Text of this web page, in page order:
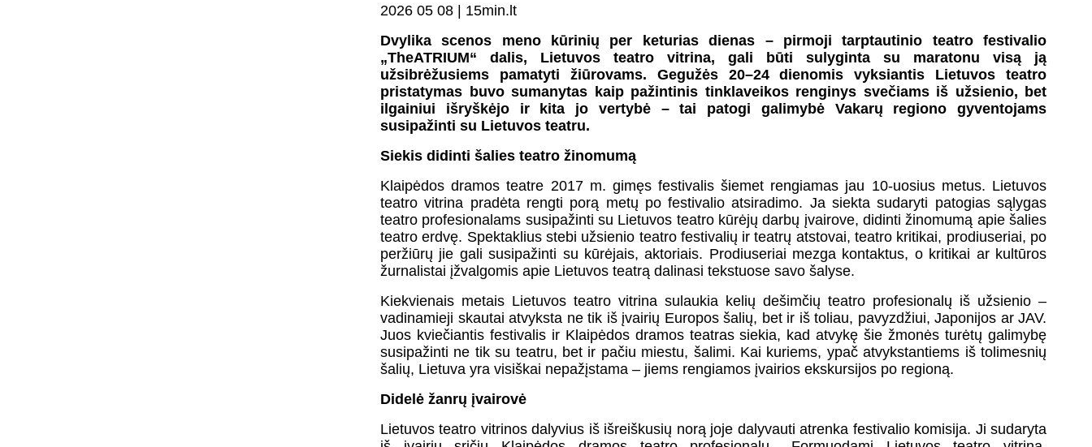
2026 05 08 | 15min.lt
Dvylika scenos meno kūrinių per keturias dienas – pirmoji tarptautinio teatro festivalio
„TheATRIUM“ dalis, Lietuvos teatro vitrina, gali būti sulyginta su maratonu visą ją
užsibrėžusiems pamatyti žiūrovams. Gegužės 20–24 dienomis vyksiantis Lietuvos teatro
pristatymas buvo sumanytas kaip pažintinis tinklaveikos renginys svečiams iš užsienio, bet
ilgainiui išryškėjo ir kita jo vertybė – tai patogi galimybė Vakarų regiono gyventojams
susipažinti su Lietuvos teatru.
Siekis didinti šalies teatro žinomumą
Klaipėdos dramos teatre 2017 m. gimęs festivalis šiemet rengiamas jau 10-uosius metus. Lietuvos
teatro vitrina pradėta rengti porą metų po festivalio atsiradimo. Ja siekta sudaryti patogias sąlygas
teatro profesionalams susipažinti su Lietuvos teatro kūrėjų darbų įvairove, didinti žinomumą apie šalies
teatro erdvę. Spektaklius stebi užsienio teatro festivalių ir teatrų atstovai, teatro kritikai, prodiuseriai, po
peržiūrų jie gali susipažinti su kūrėjais, aktoriais. Prodiuseriai mezga kontaktus, o kritikai ar kultūros
žurnalistai įžvalgomis apie Lietuvos teatrą dalinasi tekstuose savo šalyse.
Kiekvienais metais Lietuvos teatro vitrina sulaukia kelių dešimčių teatro profesionalų iš užsienio –
vadinamieji skautai atvyksta ne tik iš įvairių Europos šalių, bet ir iš toliau, pavyzdžiui, Japonijos ar JAV.
Juos kviečiantis festivalis ir Klaipėdos dramos teatras siekia, kad atvykę šie žmonės turėtų galimybę
susipažinti ne tik su teatru, bet ir pačiu miestu, šalimi. Kai kuriems, ypač atvykstantiems iš tolimesnių
šalių, Lietuva yra visiškai nepažįstama – jiems rengiamos įvairios ekskursijos po regioną.
Didelė žanrų įvairovė
Lietuvos teatro vitrinos dalyvius iš išreiškusių norą joje dalyvauti atrenka festivalio komisija. Ji sudaryta